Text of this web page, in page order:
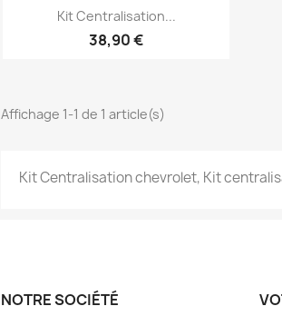
Aperçu rapide
Kit Centralisation...
38,90 €
Affichage 1-1 de 1 article(s)
Kit Centralisation chevrolet, Kit
NOTRE SOCIÉTÉ